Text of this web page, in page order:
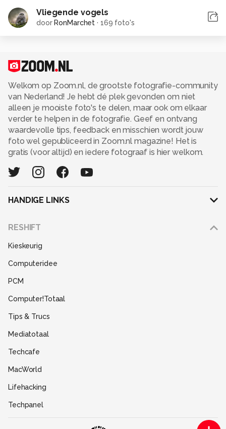
Vliegende vogels
door RonMarchet · 169 foto's
Welkom op Zoom.nl, de grootste fotografie-community
van Nederland! Je hebt dé plek gevonden om niet
alleen je mooiste foto's te delen, maar ook om elkaar
verder te helpen in de fotografie. Geef en ontvang
waardevolle tips, feedback en misschien wordt jouw
foto wel gepubliceerd in Zoom.nl magazine! Het is
gratis (voor altijd) en iedere fotograaf is hier welkom.
HANDIGE LINKS
RESHIFT
Kieskeurig
Computeridee
PCM
Computer!Totaal
Tips & Trucs
Mediatotaal
Techcafe
MacWorld
Lifehacking
Techpanel